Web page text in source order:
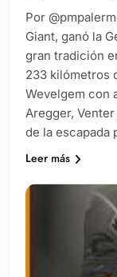
Por
Giant, ganó la
gran tradición
233 kilómetros
Wevelgem con
Aregger,
de la escapada
Leer más